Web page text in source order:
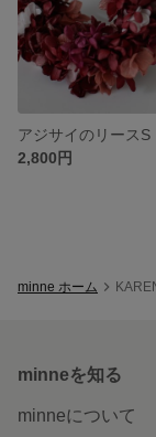
アジサイのリースS
2,800円
minne ホーム
minneを知る
minneについて